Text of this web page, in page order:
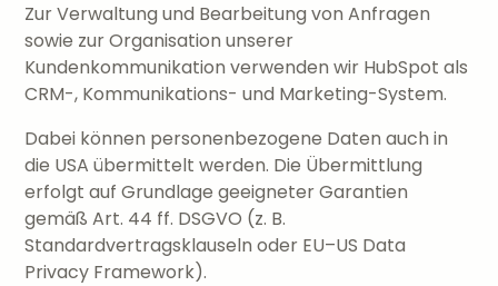
Zur Verwaltung und Bearbeitung von Anfragen
sowie zur Organisation unserer
Kundenkommunikation verwenden wir HubSpot als
CRM-, Kommunikations- und Marketing-System.
Dabei können personenbezogene Daten auch in
die USA übermittelt werden. Die Übermittlung
erfolgt auf Grundlage geeigneter Garantien
gemäß Art. 44 ff. DSGVO (z. B.
Standardvertragsklauseln oder EU–US Data
Privacy Framework).